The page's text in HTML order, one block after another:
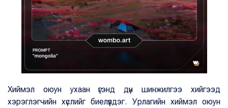
Хиймэл оюун ухаан үгэнд дүн шинжилгээ хийгээд
хэрэглэгчийн хүслийг биелүүлдэг. Урлагийн хиймэл оюун